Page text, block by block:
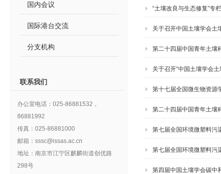
国内会议
国际港台交流
分支机构
联系我们
办公室电话：025-86881532，
86881992
传真：025-86881000
邮箱：sssc@issas.ac.cn
地址：南京市江宁区麒麟街道创优路
298号
“土壤改良与生态修复”专
关于召开中国土壤学会土
第二十四届中国青年土壤
知）
关于召开“中国土壤学会
第十七届全国微生物资源
第二十四届中国青年土壤
第七届全国环境微塑料污
第七届全国环境微塑料污
第四届中国土壤学会碳中